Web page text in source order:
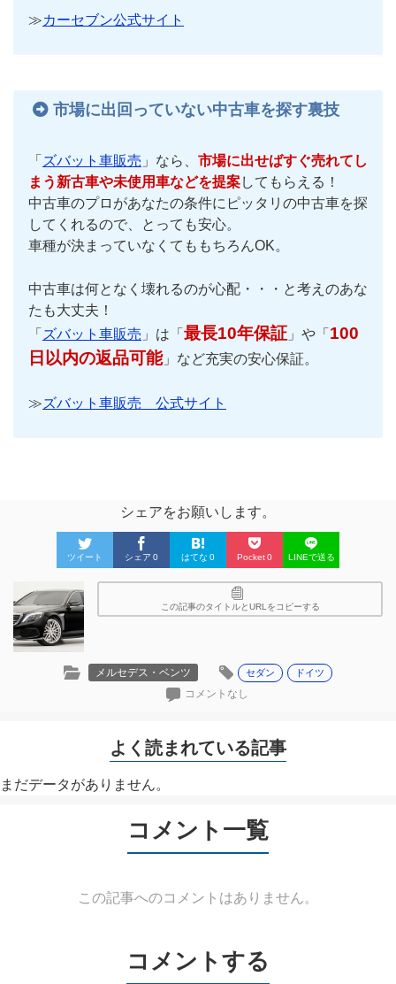
≫カーセブン公式サイト
市場に出回っていない中古車を探す裏技
「 ズバット車販売 」なら、 市場に出せばすぐ売れてし
まう新古車や未使用車などを提案してもらえる！
中古車のプロがあなたの条件にピッタリの中古車を探
してくれるので、とっても安心。
車種が決まっていなくてももちろんOK。
中古車は何となく壊れるのが心配・・・と考えのあな
たも大丈夫！
「 ズバット車販売 」は「 最長10年保証 」や「 100
日以内の返品可能」など充実の安心保証。
≫ズバット車販売 公式サイト
シェアをお願いします。
ツイート シェア 0 はてな 0 Pocket0 LINEで送る
この記事のタイトルとURLをコピーする
メルセデス・ベンツ セダン ドイツ
コメントなし
よく読まれている記事
まだデータがありません。
コメント一覧
この記事へのコメントはありません。
コメントする